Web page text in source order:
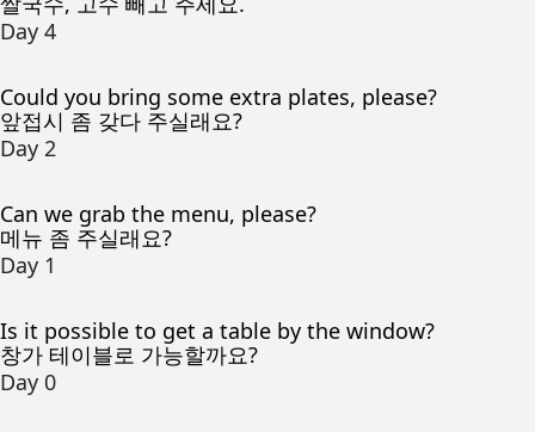
Day 4
Could you bring some extra plates, please?
앞접시 좀 갖다 주실래요?
Day 2
Can we grab the menu, please?
메뉴 좀 주실래요?
Day 1
Is it possible to get a table by the window?
창가 테이블로 가능할까요?
Day 0